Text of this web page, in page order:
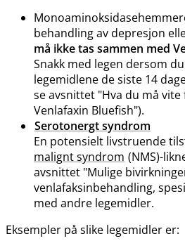
behandling av depresjon
må ikke tas sammen med
Snakk med legen dersom
legemidlene de siste 14
se avsnittet "Hva du må
Venlafaxin Bluefish").
Serotonergt syndrom
En potensielt livstruende
malignt syndrom (NMS)-
avsnittet "Mulige
venlafaksinbehandling,
med andre legemidler.
Eksempler på slike legemidler er: